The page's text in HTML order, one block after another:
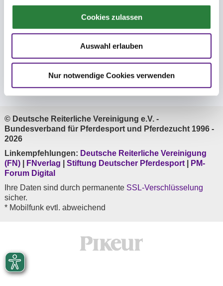
Cookies zulassen
Auswahl erlauben
Nur notwendige Cookies verwenden
FN
FNverlag
Folge uns
© Deutsche Reiterliche Vereinigung e.V. -
Bundesverband für Pferdesport und Pferdezucht 1996 -
2026
Linkempfehlungen: Deutsche Reiterliche Vereinigung
(FN)
FNverlag Stiftung Deutscher Pferdesport
PM-
Forum Digital
Ihre Daten sind durch permanente SSL-Verschlüsselung
sicher.
* Mobilfunk evtl. abweichend